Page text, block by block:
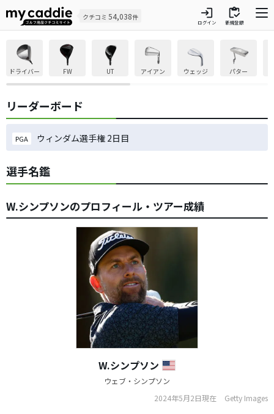
クチコミ 54,038件 login
ログイン
inventory
新規登録
ドライバー FW UT アイアン ウェッジ パター
リーダーボード
PGA ウィンダム選手権 2日目
選手名鑑
W.シンプソンのプロフィール・ツアー成績
W.シンプソン
ウェブ・シンプソン
2024年5月2日現在
Getty Images